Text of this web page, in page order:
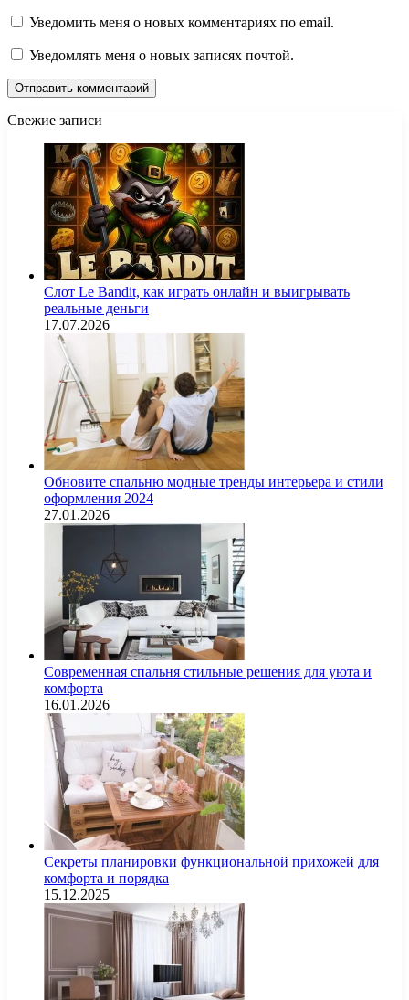
Уведомить меня о новых комментариях по email.
Уведомлять меня о новых записях почтой.
Свежие записи
Слот Le Bandit, как играть онлайн и выигрывать
реальные деньги
17.07.2026
Обновите спальню модные тренды интерьера и стили
оформления 2024
27.01.2026
Современная спальня стильные решения для уюта и
комфорта
16.01.2026
Секреты планировки функциональной прихожей для
комфорта и порядка
15.12.2025